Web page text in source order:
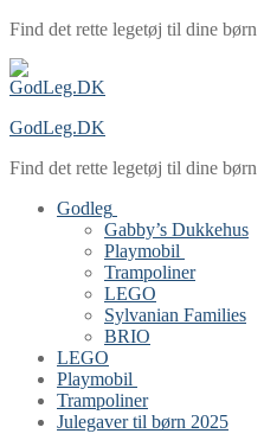
Spring
indhold
Menu
Luk
Find det rette legetøj til dine børn
GodLeg.DK
Find det rette legetøj til dine børn
Godleg
Gabby’s Dukkehus
Playmobil
Trampoliner
LEGO
Sylvanian Families
BRIO
LEGO
Playmobil
Trampoliner
Julegaver til børn 2025